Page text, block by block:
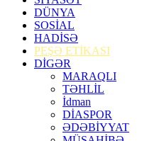
DÜNYA
SOSİAL
HADİSƏ
PEŞƏ ETİKASI
DİGƏR
MARAQLI
TƏHLİL
İdman
DİASPOR
ƏDƏBİYYAT